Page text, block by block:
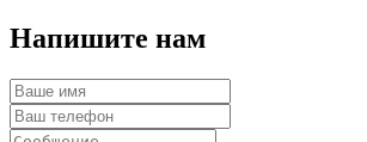
Напишите нам